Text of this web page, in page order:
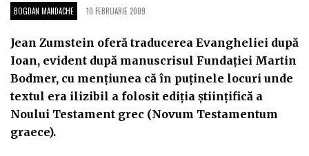
BOGDAN MANDACHE 10 FEBRUARIE 2009
Jean Zumstein oferă traducerea Evangheliei după
Ioan, evident după manuscrisul Fundaţiei Martin
Bodmer, cu menţiunea că în puţinele locuri unde
textul era ilizibil a folosit ediţia ştiinţifică a
Noului Testament grec (Novum Testamentum
graece).